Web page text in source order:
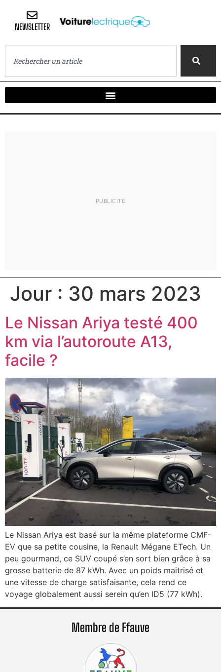
NEWSLETTER
Jour : 30 mars 2023
Le Nissan Ariya testé 400
km via l’autoroute A13,
facile ?
Le Nissan Ariya est basé sur la même plateforme CMF-
EV que sa petite cousine, la Renault Mégane ETech. Un
peu gourmand, ce SUV coupé s’en sort bien grâce à sa
grosse batterie de 87 kWh. Avec un poids maitrisé et
une vitesse de charge satisfaisante, cela rend ce
voyage globalement aussi serein qu’en ID5 (77 kWh).
Membre de Ffauve